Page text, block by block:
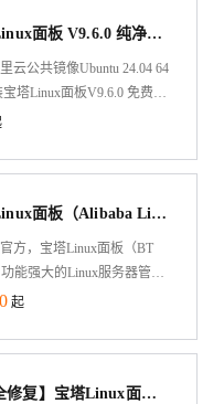
宝塔Linux面板 V9.6.0 纯净面板 Ubuntu 24.04 64位 一键安装 LNMP/LAMP服务器管理
云公共镜像Ubuntu 24.04 64
塔Linux面板V9.6.0 免费
盘 40G,纯净面板,一键安装
验 好，服务器管理 非常方
宝塔Linux面板（Alibaba Linux3操作系统/LAMP/LNMP/Java/Node/服务器管理/BT Panel）
方，宝塔Linux面板（BT
功能强大的Linux服务器管理
键部署：
Cloud Linux
起
【安全修复】宝塔Linux面板V8.0.3 官方纯净版 OpenSSH9.4p1 纯净面板CentOS7.9(数据盘)服务器管理